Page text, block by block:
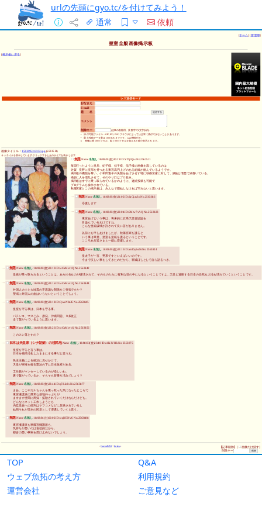
urlの先頭にgyo.tc/を付けてみよう！
通常
依頼
TOP
Q&A
ウェブ魚拓の考え方
利用規約
運営会社
ご意見など